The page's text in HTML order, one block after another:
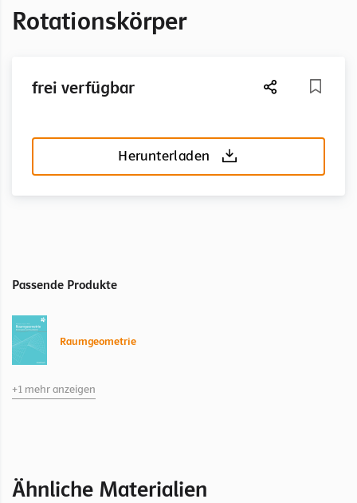
Rotationskörper
frei verfügbar
Herunterladen
Passende Produkte
Raumgeometrie
Raumgeometrie
+1 mehr anzeigen
Ähnliche Materialien